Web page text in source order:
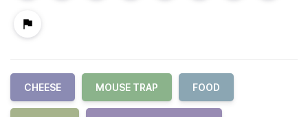
CHEESE MOUSE TRAP FOOD